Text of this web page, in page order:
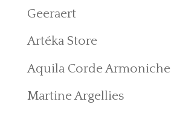
Geeraert
Artéka Store
Aquila Corde Armoniche
Martine Argellies